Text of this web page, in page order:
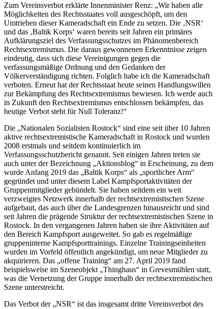
Zum Vereinsverbot erklärte Innenminister Renz: „Wir haben alle
Möglichkeiten des Rechtsstaates voll ausgeschöpft, um den
Umtrieben dieser Kameradschaft ein Ende zu setzen. Die ‚NSR‘
und das ‚Baltik Korps‘ waren bereits seit Jahren ein primäres
Aufklärungsziel des Verfassungsschutzes im Phänomenbereich
Rechtsextremismus. Die daraus gewonnenen Erkenntnisse zeigen
eindeutig, dass sich diese Vereinigungen gegen die
verfassungsmäßige Ordnung und den Gedanken der
Völkerverständigung richten. Folglich habe ich die Kameradschaft
verboten. Erneut hat der Rechtsstaat heute seinen Handlungswillen
zur Bekämpfung des Rechtsextremismus bewiesen. Ich werde auch
in Zukunft den Rechtsextremismus entschlossen bekämpfen, das
heutige Verbot steht für Null Toleranz!“
Die „Nationalen Sozialisten Rostock“ sind eine seit über 10 Jahren
aktive rechtsextremistische Kameradschaft in Rostock und wurden
2008 erstmals und seitdem kontinuierlich im
Verfassungsschutzbericht genannt. Seit einigen Jahren treten sie
auch unter der Bezeichnung „Aktionsblog“ in Erscheinung, zu dem
wurde Anfang 2019 das „Baltik Korps“ als „sportlicher Arm“
gegründet und unter diesem Label Kampfsportaktivitäten der
Gruppenmitglieder gebündelt. Sie haben seitdem ein weit
verzweigtes Netzwerk innerhalb der rechtsextremistischen Szene
aufgebaut, das auch über die Landesgrenzen hinausreicht und sind
seit Jahren die prägende Struktur der rechtsextremistischen Szene in
Rostock. In den vergangenen Jahren haben sie ihre Aktivitäten auf
den Bereich Kampfsport ausgeweitet. So gab es regelmäßige
gruppeninterne Kampfsporttrainings. Einzelne Trainingseinheiten
wurden im Vorfeld öffentlich angekündigt, um neue Mitglieder zu
akquirieren. Das „offene Training“ am 27. April 2019 fand
beispielsweise im Szeneobjekt „Thinghaus“ in Grevesmühlen statt,
was die Vernetzung der Gruppe innerhalb der rechtsextremistischen
Szene unterstreicht.
Das Verbot der „NSR“ ist das insgesamt dritte Vereinsverbot des